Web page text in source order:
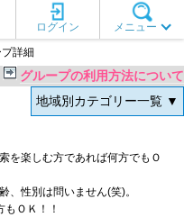
メニュー
ログイン
詳細
グループの利用方法について
地域別カテゴリー一覧 ▼
を楽しむ方であれば何方でもＯ
、性別は問いません(笑)。
ＯＫ！！